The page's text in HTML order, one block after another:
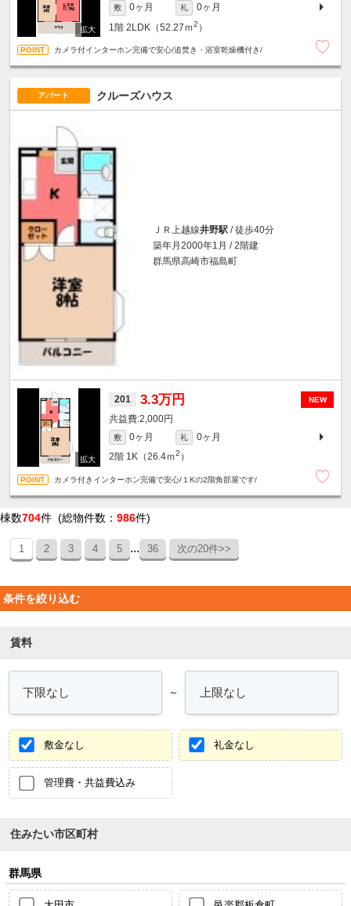
敷 0ヶ月 礼
0ヶ月
1階 2LDK（52.27ｍ2 ）
カメラ付インターホン完備で安心/追焚き・浴室乾燥機付き/
アパート クルーズハウス
ＪＲ上越線井野駅 / 徒歩40分
築年月2000年1月 / 2階建
群馬県高崎市福島町
NEW
201 3.3万円
2,000円
敷 0ヶ月 礼
0ヶ月
2階 1K（26.4ｍ2 ）
カメラ付きインターホン完備で安心/１Kの2階角部屋です/
棟数704件 (総物件数： 986件)
1 2 3 4 5 ... 36 次の20件>>
条件を絞り込む
賃料
～
敷金なし 礼金なし
管理費・共益費込み
住みたい市区町村
群馬県